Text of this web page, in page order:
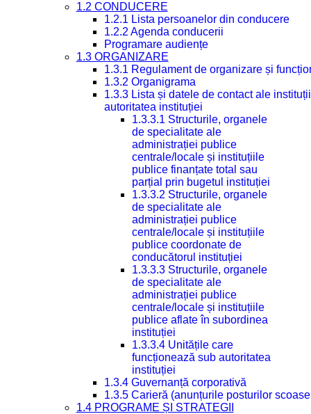
1.2 CONDUCERE
1.2.1 Lista persoanelor din conducere
1.2.2 Agenda conducerii
Programare audiențe
1.3 ORGANIZARE
1.3.1 Regulament de organizare și
1.3.2 Organigrama
1.3.3 Lista și datele de contact ale
autoritatea instituției
1.3.3.1 Structurile, organele
de specialitate ale
administrației publice
centrale/locale și instituțiile
publice finanțate total sau
parțial prin bugetul instituției
1.3.3.2 Structurile, organele
de specialitate ale
administrației publice
centrale/locale și instituțiile
publice coordonate de
conducătorul instituției
1.3.3.3 Structurile, organele
de specialitate ale
administrației publice
centrale/locale și instituțiile
publice aflate în subordinea
instituției
1.3.3.4 Unitățile care
funcționează sub autoritatea
instituției
1.3.4 Guvernanță corporativă
1.3.5 Carieră (anunțurile posturilor
1.4 PROGRAME ȘI STRATEGII